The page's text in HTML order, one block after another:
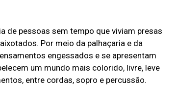
de pessoas sem tempo que viviam presas
Por meio da palhaçaria e da
engessados e se apresentam
um mundo mais colorido, livre, leve
entre cordas, sopro e percussão.